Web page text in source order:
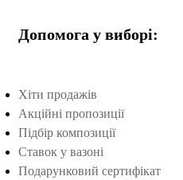
Допомога у виборі:
Хіти продажів
Акційні пропозиції
Підбір композиції
Ставок у вазоні
Подарунковий сертифікат